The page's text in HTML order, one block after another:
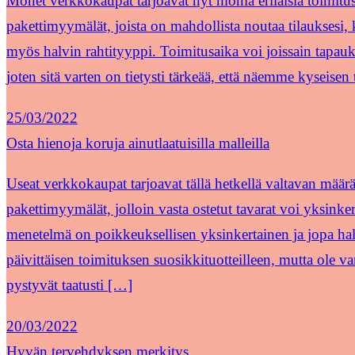
pakettimyymälät, joista on mahdollista noutaa
myös halvin rahtityyppi. Toimitusaika voi joissain
joten sitä varten on tietysti tärkeää, että näemme
25/03/2022
Osta hienoja koruja ainutlaatuisilla malleilla
Useat verkkokaupat tarjoavat tällä hetkellä valtavan
pakettimyymälät, jolloin vasta ostetut tavarat voi
menetelmä on poikkeuksellisen yksinkertainen ja jopa
päivittäisen toimituksen suosikkituotteilleen, mutta ole
pystyvät taatusti […]
20/03/2022
Hyvän tervehdyksen merkitys